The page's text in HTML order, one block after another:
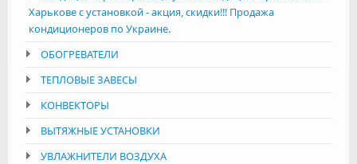
Харькове с установкой - акция, скидки!!! Продажа
кондиционеров по Украине.
ОБОГРЕВАТЕЛИ
ТЕПЛОВЫЕ ЗАВЕСЫ
КОНВЕКТОРЫ
ВЫТЯЖНЫЕ УСТАНОВКИ
УВЛАЖНИТЕЛИ ВОЗДУХА